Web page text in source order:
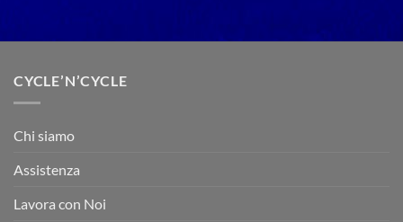
CYCLE’N’CYCLE
Chi siamo
Assistenza
Lavora con Noi